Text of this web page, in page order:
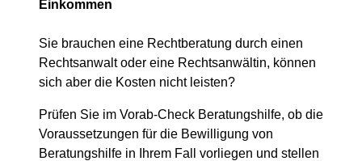
Einkommen
Sie brauchen eine Rechtberatung durch einen
Rechtsanwalt oder eine Rechtsanwältin, können
sich aber die Kosten nicht leisten?
Prüfen Sie im Vorab-Check Beratungshilfe, ob die
Voraussetzungen für die Bewilligung von
Beratungshilfe in Ihrem Fall vorliegen und stellen